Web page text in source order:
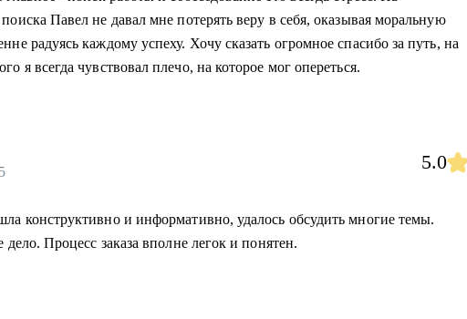
Павел не давал мне потерять веру в себя, оказывая моральную
радуясь каждому успеху. Хочу сказать огромное спасибо за путь, на
я всегда чувствовал плечо, на которое мог опереться.
5.0
конструктивно и информативно, удалось обсудить многие темы.
дело. Процесс заказа вполне легок и понятен.